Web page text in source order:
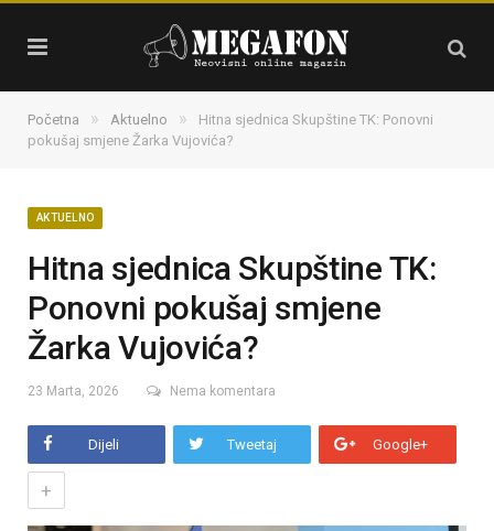
Početna » Aktuelno »
Hitna sjednica Skupštine TK: Ponovni
pokušaj smjene Žarka Vujovića?
AKTUELNO
Hitna sjednica Skupštine TK:
Ponovni pokušaj smjene
Žarka Vujovića?
23 Marta, 2026 Nema komentara
Dijeli Tweetaj Google+
+